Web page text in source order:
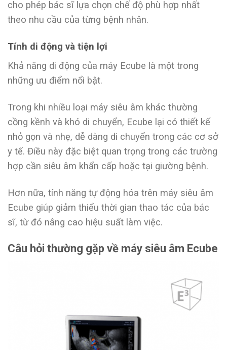
cho phép bác sĩ lựa chọn chế độ phù hợp nhất
theo nhu cầu của từng bệnh nhân.
Tính di động và tiện lợi
Khả năng di động của máy Ecube là một trong
những ưu điểm nổi bật.
Trong khi nhiều loại máy siêu âm khác thường
cồng kềnh và khó di chuyển, Ecube lại có thiết kế
nhỏ gọn và nhẹ, dễ dàng di chuyển trong các cơ sở
y tế. Điều này đặc biệt quan trọng trong các trường
hợp cần siêu âm khẩn cấp hoặc tại giường bệnh.
Hơn nữa, tính năng tự động hóa trên máy siêu âm
Ecube giúp giảm thiểu thời gian thao tác của bác
sĩ, từ đó nâng cao hiệu suất làm việc.
Câu hỏi thường gặp về máy siêu âm Ecube